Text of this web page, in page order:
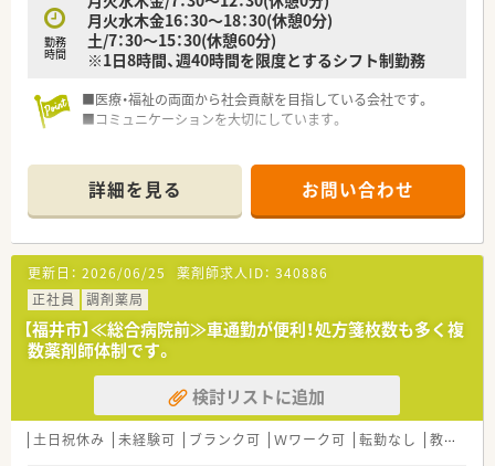
勤務
時間
月火水木金16：30～18：30(休憩0分)
土/7：30～15：30(休憩60分)
※1日8時間、週40時間を限度とするシフト制勤務
■医療・福祉の両面から社会貢献を目指している会社です。
■コミュニケーションを大切にしています。
詳細を見る お問い合わせ
更新日： 2026/06/25 薬剤師求人ID： 340886
正社員
調剤薬局
【福井市】≪総合病院前≫車通勤が便利！処方箋枚数も多く複
数薬剤師体制です。
検討リストに追加
土日祝休み 未経験可 ブランク可 Ｗワーク可 転勤なし 教育制度あり